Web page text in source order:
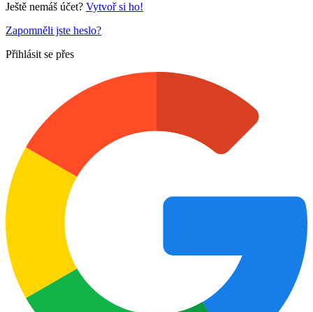
Ještě nemáš účet? Vytvoř si ho!
Zapomněli jste heslo?
Přihlásit se přes